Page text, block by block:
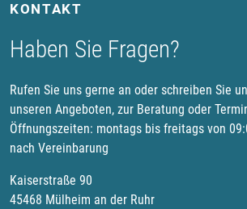
KONTAKT
Haben Sie Fragen?
Rufen Sie uns gerne an oder schreiben Sie
unseren Angeboten, zur Beratung oder
Öffnungszeiten: montags bis freitags von
nach Vereinbarung
Kaiserstraße 90
45468 Mülheim an der Ruhr